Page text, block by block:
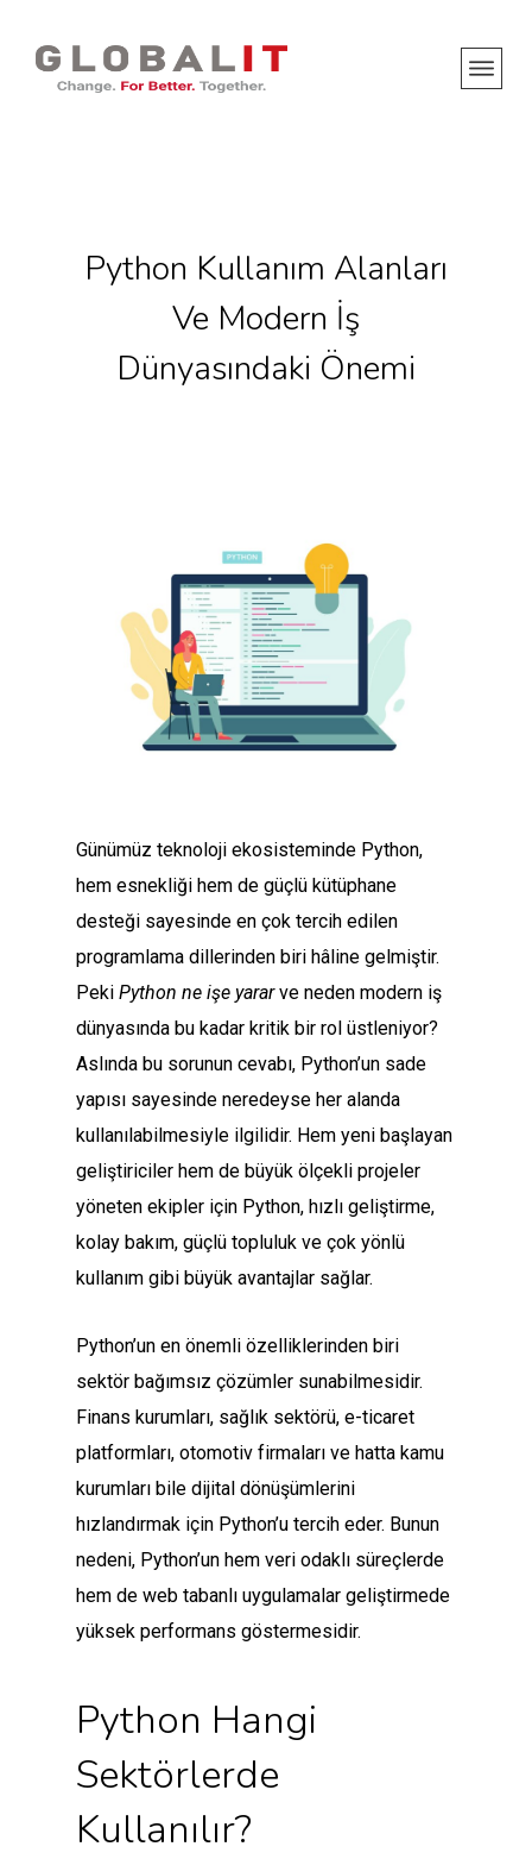
Python Kullanım Alanları
Ve Modern İş
Dünyasındaki Önemi
Günümüz teknoloji ekosisteminde Python,
hem esnekliği hem de güçlü kütüphane
desteği sayesinde en çok tercih edilen
programlama dillerinden biri hâline gelmiştir.
Peki Python ne işe yararve neden modern iş
dünyasında bu kadar kritik bir rol üstleniyor?
Aslında bu sorunun cevabı, Python’un sade
yapısı sayesinde neredeyse her alanda
kullanılabilmesiyle ilgilidir. Hem yeni başlayan
geliştiriciler hem de büyük ölçekli projeler
yöneten ekipler için Python, hızlı geliştirme,
kolay bakım, güçlü topluluk ve çok yönlü
kullanım gibi büyük avantajlar sağlar.
Python’un en önemli özelliklerinden biri
sektör bağımsız çözümler sunabilmesidir.
Finans kurumları, sağlık sektörü, e-ticaret
platformları, otomotiv firmaları ve hatta kamu
kurumları bile dijital dönüşümlerini
hızlandırmak için Python’u tercih eder. Bunun
nedeni, Python’un hem veri odaklı süreçlerde
hem de web tabanlı uygulamalar geliştirmede
yüksek performans göstermesidir.
Python Hangi
Sektörlerde
Kullanılır?